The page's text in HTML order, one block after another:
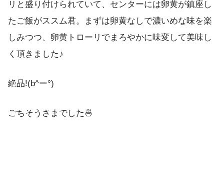
リと盛り付けられていて、センターには卵黄が鎮座し
たご飯がススム君。まずは卵黄なしで濃いめな味を楽
しみつつ、卵黄トローリでまろやかに味変して美味し
く頂きました♪
絶品!(b^ー°)
ごちそうさまでした🍜